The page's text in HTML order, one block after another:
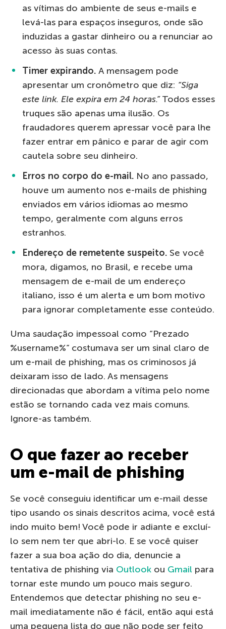
as vítimas do ambiente de seus e-mails e
levá-las para espaços inseguros, onde são
induzidas a gastar dinheiro ou a renunciar ao
acesso às suas contas.
Timer expirando. A mensagem pode
apresentar um cronômetro que diz: “Siga
este link. Ele expira em 24 horas.”Todos esses
truques são apenas uma ilusão. Os
fraudadores querem apressar você para lhe
fazer entrar em pânico e parar de agir com
cautela sobre seu dinheiro.
Erros no corpo do e-mail. No ano passado,
houve um aumento nos e-mails de phishing
enviados em vários idiomas ao mesmo
tempo, geralmente com alguns erros
estranhos.
Endereço de remetente suspeito. Se você
mora, digamos, no Brasil, e recebe uma
mensagem de e-mail de um endereço
italiano, isso é um alerta e um bom motivo
para ignorar completamente esse conteúdo.
Uma saudação impessoal como “Prezado
%username%” costumava ser um sinal claro de
um e-mail de phishing, mas os criminosos já
deixaram isso de lado. As mensagens
direcionadas que abordam a vítima pelo nome
estão se tornando cada vez mais comuns.
Ignore-as também.
O que fazer ao receber
um e-mail de phishing
Se você conseguiu identificar um e-mail desse
tipo usando os sinais descritos acima, você está
indo muito bem! Você pode ir adiante e excluí-
lo sem nem ter que abri-lo. E se você quiser
fazer a sua boa ação do dia, denuncie a
tentativa de phishing via Outlook ou Gmail para
tornar este mundo um pouco mais seguro.
Entendemos que detectar phishing no seu e-
mail imediatamente não é fácil, então aqui está
uma pequena lista do que não pode ser feito